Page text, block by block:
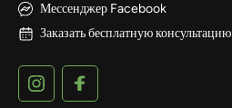
Мессенджер Facebook
Заказать бесплатную консультацию